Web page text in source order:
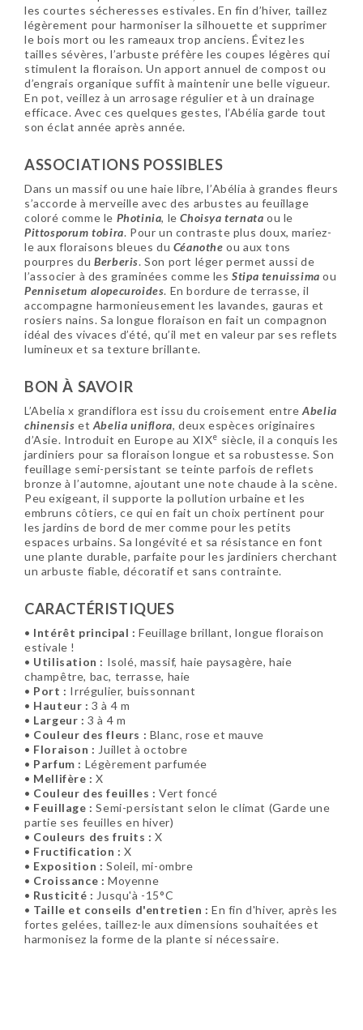
les courtes sécheresses estivales. En fin d’hiver, taillez
légèrement pour harmoniser la silhouette et supprimer
le bois mort ou les rameaux trop anciens. Évitez les
tailles sévères, l’arbuste préfère les coupes légères qui
stimulent la floraison. Un apport annuel de compost ou
d’engrais organique suffit à maintenir une belle vigueur.
En pot, veillez à un arrosage régulier et à un drainage
efficace. Avec ces quelques gestes, l’Abélia garde tout
son éclat année après année.
ASSOCIATIONS POSSIBLES
Dans un massif ou une haie libre, l’Abélia à grandes fleurs
s’accorde à merveille avec des arbustes au feuillage
coloré comme le Photinia, leChoisya ternata ou le
Pittosporum tobira. Pour un contraste plus doux, mariez-
le aux floraisons bleues du Céanothe ou aux tons
pourpres duBerberis. Son port léger permet aussi de
l’associer à des graminées comme lesStipa tenuissima ou
Pennisetum alopecuroides. En bordure de terrasse, il
accompagne harmonieusement les lavandes, gauras et
rosiers nains. Sa longue floraison en fait un compagnon
idéal des vivaces d’été, qu’il met en valeur par ses reflets
lumineux et sa texture brillante.
BON À SAVOIR
L’Abelia x grandiflora est issu du croisement entreAbelia
chinensis et Abelia uniflora, deux espèces originaires
d’Asie. Introduit en Europe au XIXe siècle, il a conquis les
jardiniers pour sa floraison longue et sa robustesse. Son
feuillage semi-persistant se teinte parfois de reflets
bronze à l’automne, ajoutant une note chaude à la scène.
Peu exigeant, il supporte la pollution urbaine et les
embruns côtiers, ce qui en fait un choix pertinent pour
les jardins de bord de mer comme pour les petits
espaces urbains. Sa longévité et sa résistance en font
une plante durable, parfaite pour les jardiniers cherchant
un arbuste fiable, décoratif et sans contrainte.
CARACTÉRISTIQUES
• Intérêt principal : Feuillage brillant, longue floraison
estivale !
• Utilisation : Isolé, massif, haie paysagère, haie
champêtre, bac, terrasse, haie
• Port : Irrégulier, buissonnant
• Hauteur : 3 à 4 m
• Largeur : 3 à 4 m
• Couleur des fleurs : Blanc, rose et mauve
• Floraison : Juillet à octobre
• Parfum : Légèrement parfumée
• Mellifère : X
• Couleur des feuilles : Vert foncé
• Feuillage : Semi-persistant selon le climat (Garde une
partie ses feuilles en hiver)
• Couleurs des fruits : X
• Fructification : X
• Exposition : Soleil, mi-ombre
• Croissance : Moyenne
• Rusticité : Jusqu'à -15°C
• Taille et conseils d'entretien : En fin d'hiver, après les
fortes gelées, taillez-le aux dimensions souhaitées et
harmonisez la forme de la plante si nécessaire.